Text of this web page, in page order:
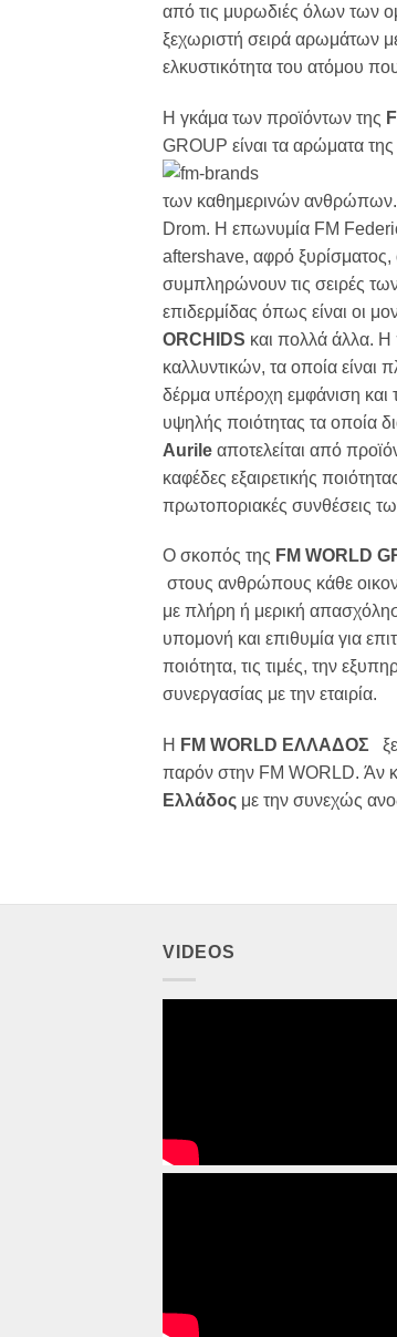
από τις μυρωδιές όλων των
ξεχωριστή σειρά αρωμάτων
ελκυστικότητα του ατόμου
Η γκάμα των προϊόντων της
GROUP είναι τα αρώματα της
των καθημερινών ανθρώπων.
Drom. Η επωνυμία FM
aftershave, αφρό ξυρίσματος,
συμπληρώνουν τις σειρές
επιδερμίδας όπως είναι οι
ORCHIDS και πολλά άλλα.
καλλυντικών, τα οποία είναι
δέρμα υπέροχη εμφάνιση και
υψηλής ποιότητας τα οποία
Aurile αποτελείται από
καφέδες εξαιρετικής
πρωτοποριακές συνθέσεις
Ο σκοπός της FM WORLD
στους ανθρώπους κάθε
με πλήρη ή μερική
υπομονή και επιθυμία για
ποιότητα, τις τιμές, την
συνεργασίας με την εταιρία.
Η FM WORLD ΕΛΛΑΔΟΣ
παρόν στην FM WORLD. Άν
Ελλάδος με την συνεχώς
VIDEOS